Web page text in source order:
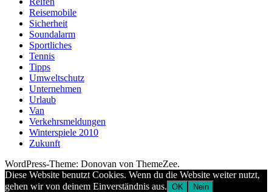
Reisemobile
Sicherheit
Soundalarm
Sportliches
Tennis
Tipps
Umweltschutz
Unternehmen
Urlaub
Van
Verkehrsmeldungen
Winterspiele 2010
Zukunft
WordPress-Theme: Donovan von ThemeZee.
Diese Website benutzt Cookies. Wenn du die Website weiter nutzt,
gehen wir von deinem Einverständnis aus. OK Nein